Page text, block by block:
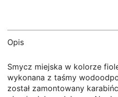
Opis
Smycz miejska w kolorze
wykonana z taśmy
został zamontowany